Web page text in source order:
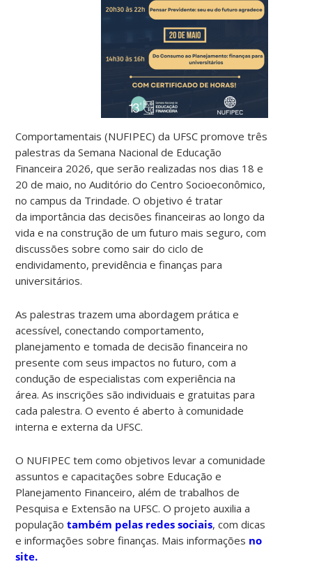
Comportamentais (NUFIPEC) da UFSC promove três
palestras da Semana Nacional de Educação
Financeira 2026, que serão realizadas nos dias 18 e
20 de maio, no Auditório do Centro Socioeconômico,
no campus da Trindade. O objetivo é tratar
da importância das decisões financeiras ao longo da
vida e na construção de um futuro mais seguro, com
discussões sobre como sair do ciclo de
endividamento, previdência e finanças para
universitários.
As palestras trazem uma abordagem prática e
acessível, conectando comportamento,
planejamento e tomada de decisão financeira no
presente com seus impactos no futuro, com a
condução de especialistas com experiência na
área. As inscrições são individuais e gratuitas para
cada palestra. O evento é aberto à comunidade
interna e externa da UFSC.
O NUFIPEC tem como objetivos levar a comunidade
assuntos e capacitações sobre Educação e
Planejamento Financeiro, além de trabalhos de
Pesquisa e Extensão na UFSC. O projeto auxilia a
populaçãotambém pelas redes sociais, com dicas
e informações sobre finanças. Mais informações no
site.